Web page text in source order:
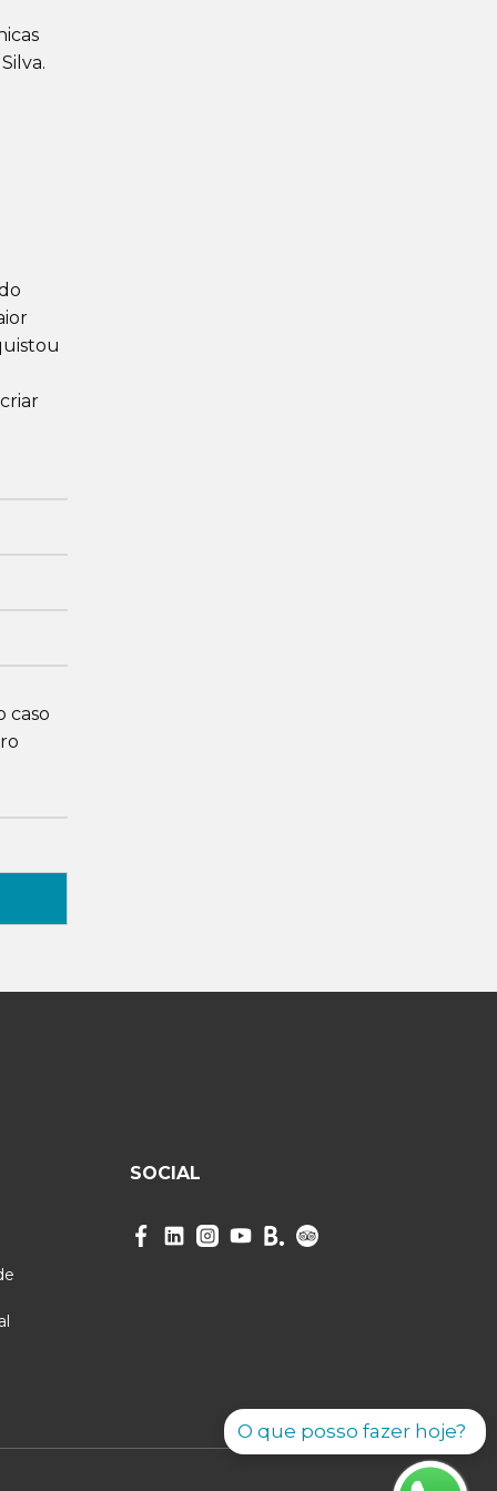
caso
O que posso fazer hoje?
SOCIAL